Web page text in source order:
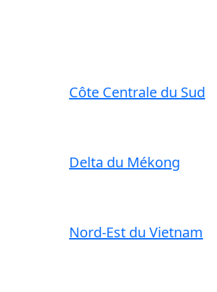
Côte Centrale du Sud
Delta du Mékong
Nord-Est du Vietnam